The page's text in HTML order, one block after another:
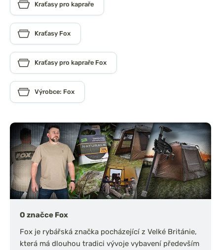
Kraťasy pro kapraře
Kraťasy Fox
Kraťasy pro kapraře Fox
Výrobce: Fox
O značce Fox
Fox je rybářská značka pocházející z Velké Británie,
která má dlouhou tradici vývoje vybavení především